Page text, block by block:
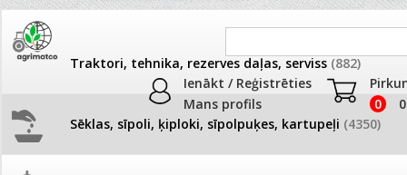
Ienākt / Reģistrēties
Mans profils
0
Traktori, tehnika, rezerves daļas, serviss (882)
Sēklas, sīpoli, ķiploki, sīpolpuķes, kartupeļi (4350)
JAUNUMI AKCIJAS